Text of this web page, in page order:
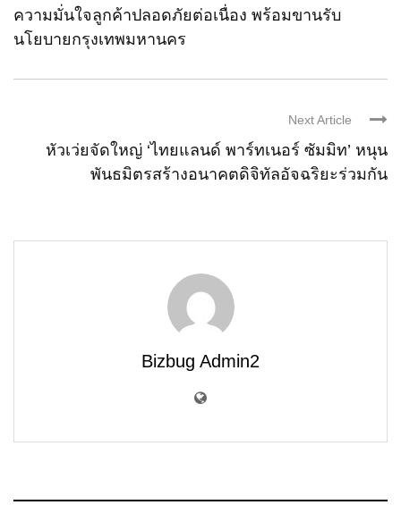
ความมั่นใจลูกค้าปลอดภัยต่อเนื่อง พร้อมขานรับ
นโยบายกรุงเทพมหานคร
Next Article
หัวเว่ยจัดใหญ่ ‘ไทยแลนด์ พาร์ทเนอร์ ซัมมิท’ หนุน
พันธมิตรสร้างอนาคตดิจิทัลอัจฉริยะร่วมกัน
Bizbug Admin2